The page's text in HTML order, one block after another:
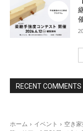
RECENT COMMENTS